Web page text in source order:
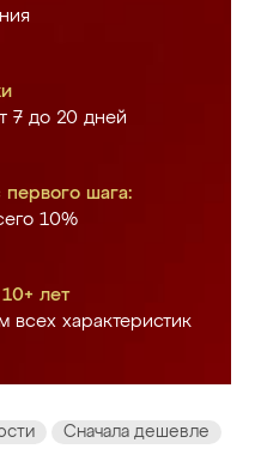
7 до 20 дней
шага:
10%
лет
всех характеристик
Сначала дешевле